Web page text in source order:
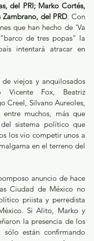
del PRI; Marko Cortés,
Zambrano, del PRD. Con
que han hecho de ‘Va
de tres popas” la
intentará atracar en
de viejos y anquilosados
Vicente Fox, Beatriz
Creel, Silvano Aureoles,
muchos, más que
sistema político que
los vio competir unos a
en el terreno del
anuncio de hace
Ciudad de México no
priista y perredista
Si Alito, Marko y
la presencia de los
sólo están confirmando